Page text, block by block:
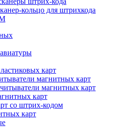
кольцо для штрихкода
карт
магнитных карт
магнитных карт
карт
со штрих-кодом
карт